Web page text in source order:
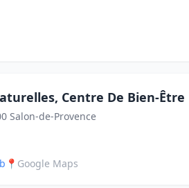
Centre De Bien-Être
Salon-de-Provence
📍 Google Maps